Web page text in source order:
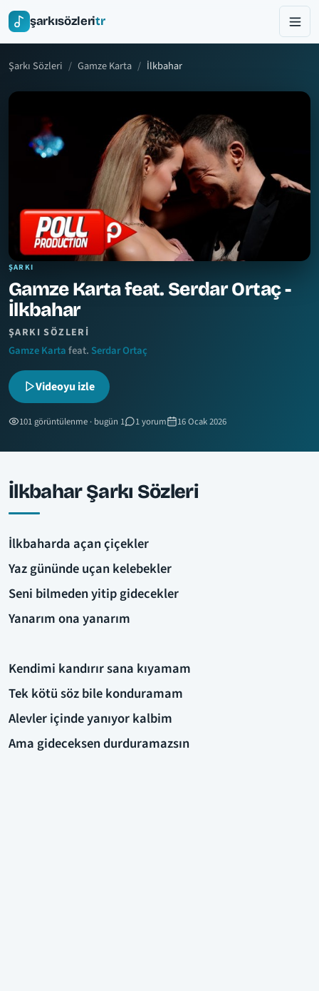
şarkısözleritr
Şarkı Sözleri Gamze Karta İlkbahar
ŞARKI
Gamze Karta feat. Serdar Ortaç -
İlkbahar
ŞARKI SÖZLERI
Gamze Kartafeat. Serdar Ortaç
Videoyu izle
101 görüntülenme · bugün 1 1 yorum 16 Ocak 2026
İlkbahar Şarkı Sözleri
İlkbaharda açan çiçekler
Yaz gününde uçan kelebekler
Seni bilmeden yitip gidecekler
Yanarım ona yanarım
Kendimi kandırır sana kıyamam
Tek kötü söz bile konduramam
Alevler içinde yanıyor kalbim
Ama gideceksen durduramazsın